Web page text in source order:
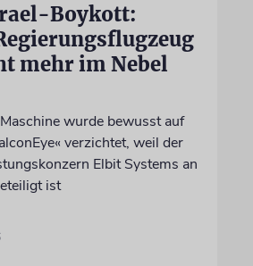
Boykott:
mehr im Nebel
wurde bewusst auf
verzichtet, weil der
Elbit Systems an
ist